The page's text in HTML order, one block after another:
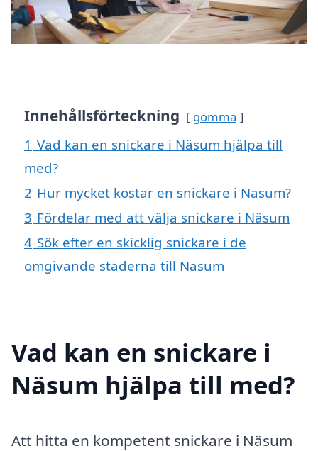
Innehållsförteckning gömma
1 Vad kan en snickare i Näsum hjälpa till
med?
2 Hur mycket kostar en snickare i Näsum?
3 Fördelar med att välja snickare i Näsum
4 Sök efter en skicklig snickare i de
omgivande städerna till Näsum
Vad kan en snickare i
Näsum hjälpa till med?
Att hitta en kompetent snickare i Näsum